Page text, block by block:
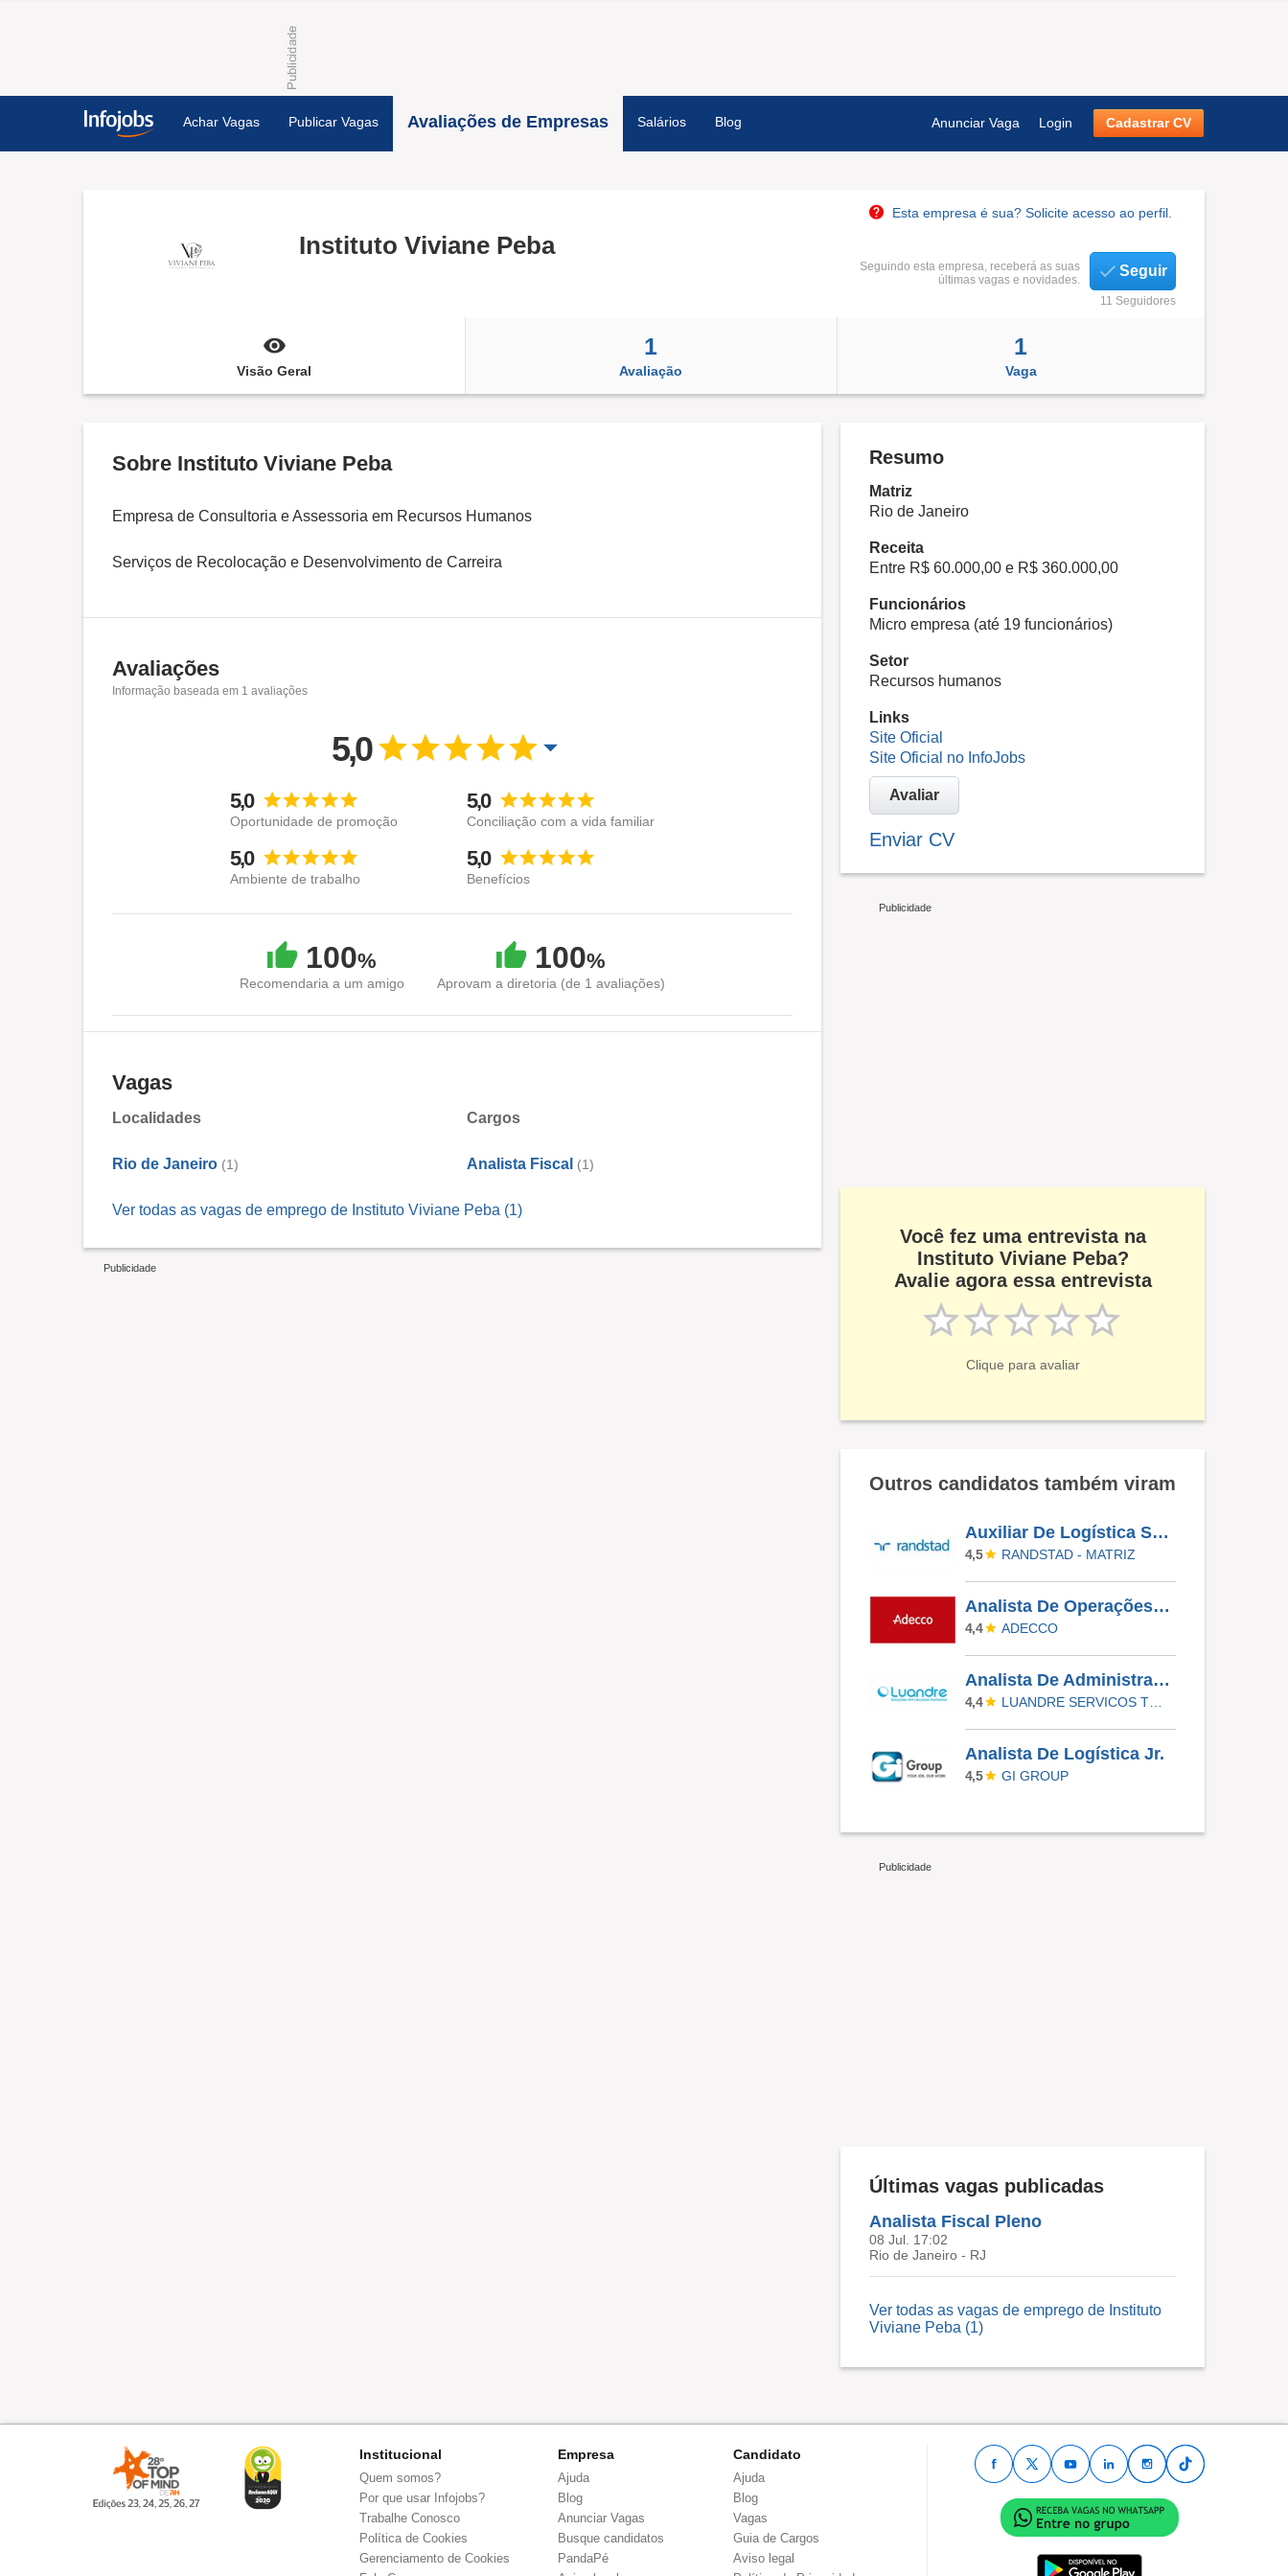
Achar Vagas Publicar Vagas Avaliações de Empresas Salários Blog Anunciar Vaga Login Cadastrar CV
Esta empresa é sua? Solicite acesso ao perfil.
Instituto Viviane Peba
Seguindo esta empresa, receberá as suas
últimas vagas e novidades.
Seguir
11 Seguidores
Visão Geral
1
Avaliação
1
Vaga
Sobre Instituto Viviane Peba
Empresa de Consultoria e Assessoria em Recursos Humanos
Serviços de Recolocação e Desenvolvimento de Carreira
Avaliações
Informação baseada em 1 avaliações
5,0
5,0
Oportunidade de promoção
5,0
Conciliação com a vida familiar
5,0
Ambiente de trabalho
5,0
Benefícios
100%
Recomendaria a um amigo
100%
Aprovam a diretoria (de 1 avaliações)
Vagas
Localidades
Rio de Janeiro (1)
Cargos
Analista Fiscal (1)
Ver todas as vagas de emprego de Instituto Viviane Peba (1)
Resumo
Matriz
Rio de Janeiro
Receita
Entre R$ 60.000,00 e R$ 360.000,00
Funcionários
Micro empresa (até 19 funcionários)
Setor
Recursos humanos
Links
Site Oficial
Site Oficial no InfoJobs
Avaliar
Enviar CV
Você fez uma entrevista na
Instituto Viviane Peba?
Avalie agora essa entrevista
Clique para avaliar
Outros candidatos também viram
Auxiliar De Logística SHOPEE SP02 - Cajamar, Carapicuíba, Santana De Parnaíba, Caieiras, E Cotia.
4,5 RANDSTAD - MATRIZ
Analista De Operações (ONSITE)
4,4 ADECCO
Analista De Administração De Pessoal Jr - Guarulhos-SP
4,4
Analista De Logística Jr.
4,5 GI GROUP
Últimas vagas publicadas
Analista Fiscal Pleno
08 Jul. 17:02
Rio de Janeiro - RJ
Ver todas as vagas de emprego de Instituto
Viviane Peba (1)
Institucional
Quem somos?
Por que usar Infojobs?
Trabalhe Conosco
Política de Cookies
Gerenciamento de Cookies
Empresa
Ajuda
Blog
Anunciar Vagas
Busque candidatos
PandaPé
Candidato
Ajuda
Blog
Vagas
Guia de Cargos
Aviso legal